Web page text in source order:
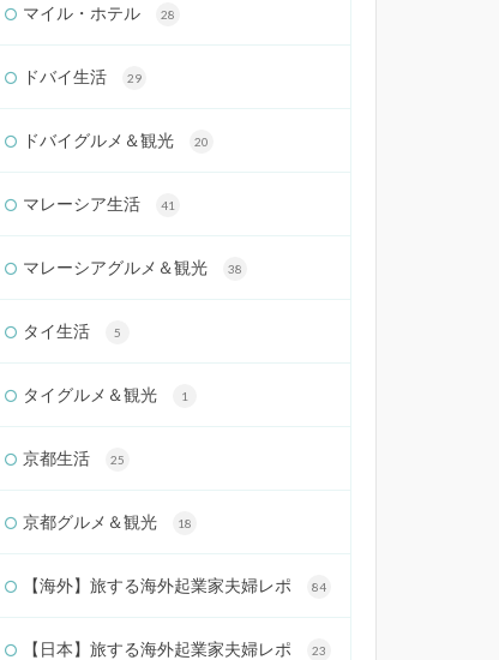
マイル・ホテル 28
ドバイ生活 29
ドバイグルメ＆観光 20
マレーシア生活 41
マレーシアグルメ＆観光 38
タイ生活 5
タイグルメ＆観光 1
京都生活 25
京都グルメ＆観光 18
【海外】旅する海外起業家夫婦レポ 84
【日本】旅する海外起業家夫婦レポ 23